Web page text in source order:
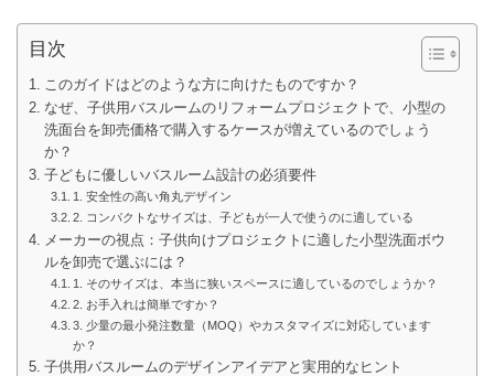
目次
このガイドはどのような方に向けたものですか？
なぜ、子供用バスルームのリフォームプロジェクトで、小型の
洗面台を卸売価格で購入するケースが増えているのでしょう
か？
子どもに優しいバスルーム設計の必須要件
1. 安全性の高い角丸デザイン
2. コンパクトなサイズは、子どもが一人で使うのに適している
メーカーの視点：子供向けプロジェクトに適した小型洗面ボウ
ルを卸売で選ぶには？
1. そのサイズは、本当に狭いスペースに適しているのでしょうか？
2. お手入れは簡単ですか？
3. 少量の最小発注数量（MOQ）やカスタマイズに対応しています
か？
子供用バスルームのデザインアイデアと実用的なヒント